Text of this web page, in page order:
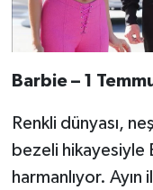
Barbie – 1
Renkli dünyası,
bezeli hikayesiyle
harmanlıyor.